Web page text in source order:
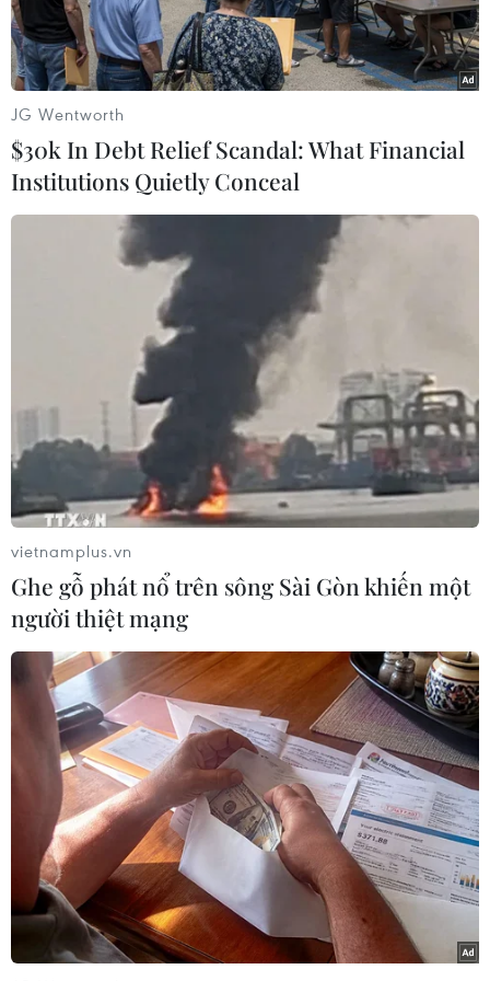
Tổng thống Ai Cập Abdel-Fattah El-Sisi và người đồng cấp Mỹ
Donald Trump. (Nguồn: Getty Images)
Tổng thống Ai Cập Abdel-Fattah El-Sisi và người
đồng cấp Mỹ Donald Trump nhất trí tiếp tục các
nỗ lực nhằm đối phó với chủ nghĩa khủng bố
một cách quyết liệt, đồng thời nhấn mạnh tầm
quan trọng của việc phối hợp chống lại các
nhóm vũ trang và cực đoan, cũng như những
quốc gia ủng hộ và hỗ trợ tài chính cho chủ
nghĩa khủng bố.
Người phát ngôn Phủ Tổng thống Ai Cập, ông
Alaa Youssef cho biết trong cuộc điện đàm ngày
9/6, hai nhà lãnh đạo nhất trí cho rằng, chính
sách tiếp tục can thiệp vào vấn đề nội bộ của
các nước khác thông qua việc ủng hộ tư tưởng
cực đoan và các nhóm khủng bố là "không thể
chấp nhận được."
Tổng thống El-Sisi đánh giá cao sự hiện diện của
nhà lãnh đạo Mỹ tại Hội nghị Thượng đỉnh Mỹ-
Arab Hồi giáo hồi tháng trước, sự kiện đặt nền
JG Wentworth
$30k In Debt Relief Scandal: What Financial
Institutions Quietly Conceal
vietnamplus.vn
Ghe gỗ phát nổ trên sông Sài Gòn khiến một
người thiệt mạng